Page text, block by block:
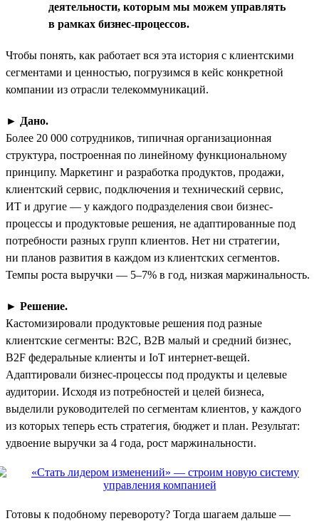
деятельности, которым мы можем управлять
в рамках бизнес-процессов.
Чтобы понять, как работает вся эта история с клиентскими
сегментами и ценностью, погрузимся в кейс конкретной
компании из отрасли телекоммуникаций.
► Дано.
Более 20 000 сотрудников, типичная организационная
структура, построенная по линейному функциональному
принципу. Маркетинг и разработка продуктов, продажи,
клиентский сервис, подключения и технический сервис,
ИТ и другие — у каждого подразделения свои бизнес-
процессы и продуктовые решения, не адаптированные под
потребности разных групп клиентов. Нет ни стратегии,
ни планов развития в каждом из клиентских сегментов.
Темпы роста выручки — 5–7% в год, низкая маржинальность.
► Решение.
Кастомизировали продуктовые решения под разные
клиентские сегменты: В2С, В2В малый и средний бизнес,
B2F федеральные клиенты и IoT интернет-вещей.
Адаптировали бизнес-процессы под продукты и целевые
аудитории. Исходя из потребностей и целей бизнеса,
выделили руководителей по сегментам клиентов, у каждого
из которых теперь есть стратегия, бюджет и план. Результат:
удвоение выручки за 4 года, рост маржинальности.
Готовы к подобному перевороту? Тогда шагаем дальше —